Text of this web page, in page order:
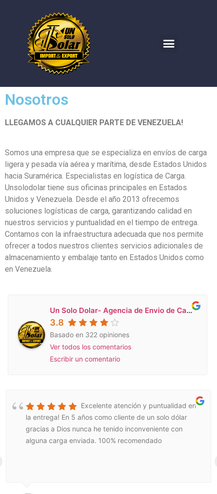
Nosotros
LLEGAMOS A CUALQUIER PARTE DE VENEZUELA!
Somos una empresa que se especializa en envíos de carga
ligera y pesada vía aérea y marítima, desde Estados Unidos
hacia Suramérica. Especialistas en logística de Carga.
Unsolodolar tiene sus oficinas principales en Estados
Unidos y Venezuela. Desde el año 2013 ofrecemos
soluciones logísticas de carga, garantizando calidad en
nuestros servicios y puntualidad en el tiempo de entrega.
Contamos con la infraestructura adecuada que nos permite
ofrecer a todos nuestros clientes servicios adicionales de
almacenamiento y embalaje tanto en Estados Unidos como
en Venezuela.
Un Solo Dolar- Agencia de Envio de Carga a Venezuela en Miami
3.8
Basado en 322 opiniones
Ver todos los comentarios
Escribir un comentario
Excelente atención y puntualidad en
la entrega! En 5 años como cliente de un solo dólar
gracias a Dios nunca he tenido inconveniente con
alguna carga enviada. 100% recomendado